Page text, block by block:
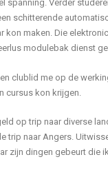
spanning. Verder
schitterende
kon maken. Die
modulebak dienst
clublid me op de
cursus kon krijgen.
op trip naar diverse
trip naar Angers.
zijn dingen gebeurt die